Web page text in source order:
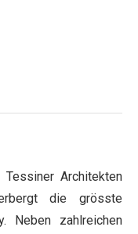
Architekten
die grösste
Neben zahlreichen